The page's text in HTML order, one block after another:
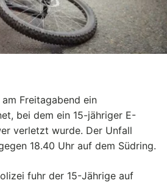
Freitagabend ein
bei dem ein 15-jähriger E-
verletzt wurde. Der Unfall
18.40 Uhr auf dem Südring.
fuhr der 15-Jährige auf